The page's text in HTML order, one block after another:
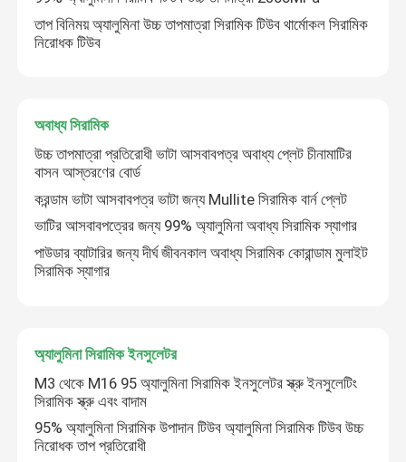
অ্যালুমিনিয়াম অক্সাইড সিরামিক
জিরকোনিয়া সিরামিক
cordierite সিরামিক
অ্যালুমিনা সিরামিক প্লেট
অ্যালুমিনা সিরামিক টিউব
অবাধ্য সিরামিক
তাপ বিনিময় অ্যালুমিনা উচ্চ তাপমাত্রা সিরামিক টিউব থার্মোকল সিরামিক
নিরোধক টিউব
অবাধ্য সিরামিক
উচ্চ তাপমাত্রা প্রতিরোধী ভাটা আসবাবপত্র অবাধ্য প্লেট চীনামাটির
বাসন আস্তরণের বোর্ড
করন্ডাম ভাটা আসবাবপত্র ভাটা জন্য Mullite সিরামিক বার্ন প্লেট
ভাটির আসবাবপত্রের জন্য 99% অ্যালুমিনা অবাধ্য সিরামিক স্যাগার
পাউডার ব্যাটারির জন্য দীর্ঘ জীবনকাল অবাধ্য সিরামিক কোরান্ডাম মুলাইট
সিরামিক স্যাগার
অ্যালুমিনা সিরামিক ইনসুলেটর
M3 থেকে M16 95 অ্যালুমিনা সিরামিক ইনসুলেটর স্ক্রু ইনসুলেটিং
সিরামিক স্ক্রু এবং বাদাম
95% অ্যালুমিনা সিরামিক উপাদান টিউব অ্যালুমিনা সিরামিক টিউব উচ্চ
নিরোধক তাপ প্রতিরোধী